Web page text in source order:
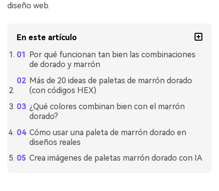
diseño web.
En este artículo
Por qué funcionan tan bien las combinaciones
de dorado y marrón
Más de 20 ideas de paletas de marrón dorado
(con códigos HEX)
¿Qué colores combinan bien con el marrón
dorado?
Cómo usar una paleta de marrón dorado en
diseños reales
Crea imágenes de paletas marrón dorado con IA